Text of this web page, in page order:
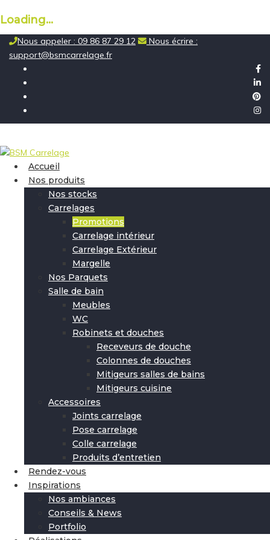
Loading...
Skip
content
Nous appeler : 09 86 87 29 12
Nous écrire :
support@bsmcarrelage.fr
Accueil
Nos produits
Nos stocks
Carrelages
Promotions
Carrelage intérieur
Carrelage Extérieur
Margelle
Nos Parquets
Salle de bain
Meubles
WC
Robinets et douches
Receveurs de douche
Colonnes de douches
Mitigeurs salles de bains
Mitigeurs cuisine
Accessoires
Joints carrelage
Pose carrelage
Colle carrelage
Produits d’entretien
Rendez-vous
Inspirations
Nos ambiances
Conseils & News
Portfolio